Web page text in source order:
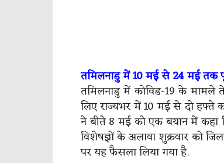
तमिलनाडु में10मई से24मई तक
तमिलनाडु में कोविड-19 के
लिए राज्यभर में 10 मई से दो हफ्ते
ने बीते 8 मई को एक बयान में कहा
विशेषज्ञों के अलावा शुक्रवार को
पर यह फैसला लिया गया है.